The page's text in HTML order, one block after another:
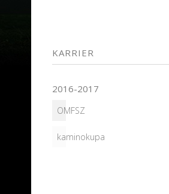
KARRIER
2016-2017
OMFSZ
kaminokupa